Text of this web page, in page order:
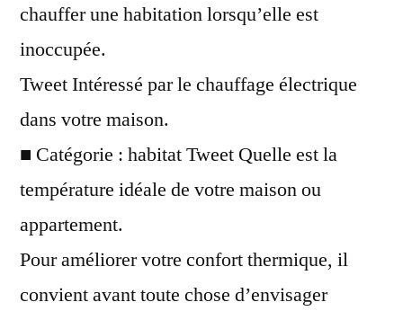
chauffer une habitation lorsqu’elle est
inoccupée.
Tweet Intéressé par le chauffage électrique
dans votre maison.
■ Catégorie : habitat Tweet Quelle est la
température idéale de votre maison ou
appartement.
Pour améliorer votre confort thermique, il
convient avant toute chose d’envisager